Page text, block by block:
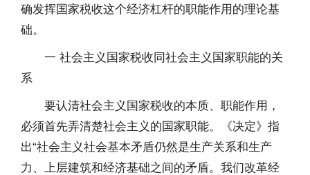
确发挥国家税收这个经济杠杆的职能作用的理论基
础。
一 社会主义国家税收同社会主义国家职能的关
系
要认清社会主义国家税收的本质、职能作用，
必须首先弄清楚社会主义的国家职能。《决定》指
出“社会主义社会基本矛盾仍然是生产关系和生产
力、上层建筑和经济基础之间的矛盾。我们改革经